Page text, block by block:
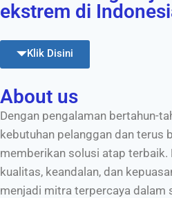
ekstrem di
Klik Disini
About us
Dengan pengalaman bertahun-
kebutuhan pelanggan dan terus
memberikan solusi atap terbaik.
kualitas, keandalan, dan
menjadi mitra terpercaya dalam